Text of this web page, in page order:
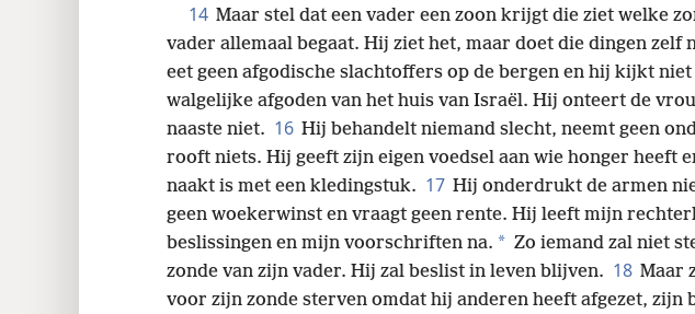
14 Maar stel dat een vader een zoon krijgt die ziet welke
vader allemaal begaat. Hij ziet het, maar doet die dingen zelf
eet geen afgodische slachtoffers op de bergen en hij kijkt
walgelijke afgoden van het huis van Israël. Hij onteert de
naaste niet. 16 Hij behandelt niemand slecht, neemt geen
rooft niets. Hij geeft zijn eigen voedsel aan wie honger heeft
naakt is met een kledingstuk. 17 Hij onderdrukt de armen
geen woekerwinst en vraagt geen rente. Hij leeft mijn
beslissingen en mijn voorschriften na. * Zo iemand zal niet
zonde van zijn vader. Hij zal beslist in leven blijven. 18 Maar
voor zijn zonde sterven omdat hij anderen heeft afgezet, zijn